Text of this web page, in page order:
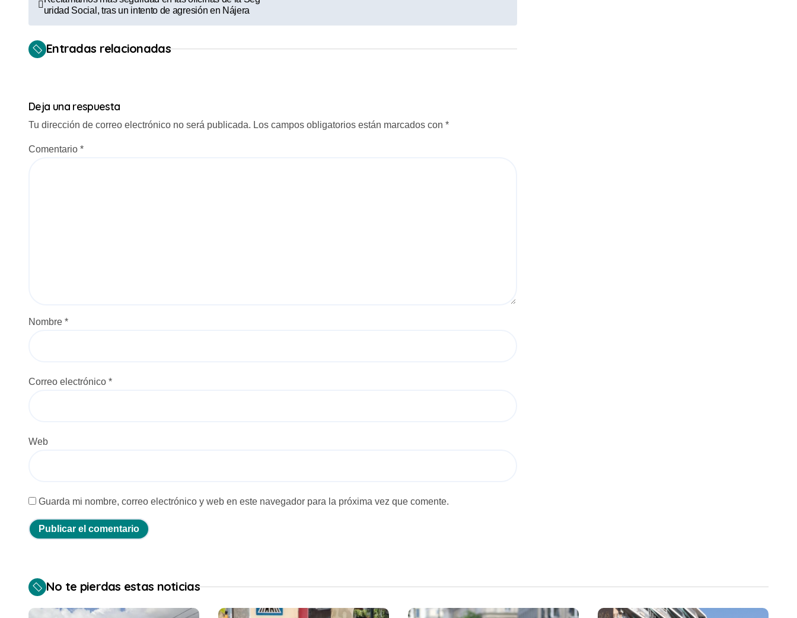
a
v
a
c
a
a
uridad Social, tras un intento de agresión en Nájera
Entradas relacionadas
Deja una respuesta
Tu dirección de correo electrónico no será publicada. Los campos obligatorios están marcados con *
Comentario *
Nombre *
Correo electrónico *
Web
Guarda mi nombre, correo electrónico y web en este navegador para la próxima vez que comente.
No te pierdas estas noticias